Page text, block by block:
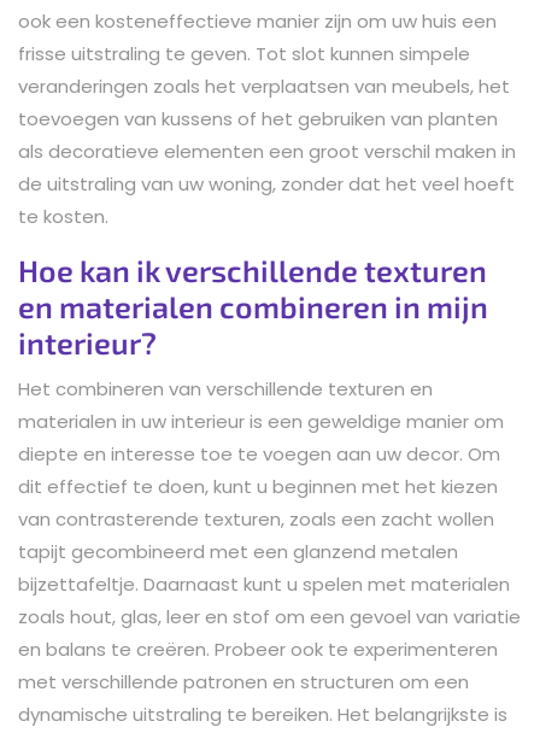
ook een kosteneffectieve manier zijn om uw huis een
frisse uitstraling te geven. Tot slot kunnen simpele
veranderingen zoals het verplaatsen van meubels, het
toevoegen van kussens of het gebruiken van planten
als decoratieve elementen een groot verschil maken in
de uitstraling van uw woning, zonder dat het veel hoeft
te kosten.
Hoe kan ik verschillende texturen
en materialen combineren in mijn
interieur?
Het combineren van verschillende texturen en
materialen in uw interieur is een geweldige manier om
diepte en interesse toe te voegen aan uw decor. Om
dit effectief te doen, kunt u beginnen met het kiezen
van contrasterende texturen, zoals een zacht wollen
tapijt gecombineerd met een glanzend metalen
bijzettafeltje. Daarnaast kunt u spelen met materialen
zoals hout, glas, leer en stof om een gevoel van variatie
en balans te creëren. Probeer ook te experimenteren
met verschillende patronen en structuren om een
dynamische uitstraling te bereiken. Het belangrijkste is